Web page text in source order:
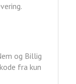
og Billig
fra kun